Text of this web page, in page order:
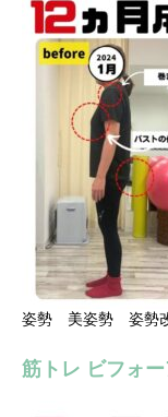
姿勢 美姿勢 姿勢
筋トレ ビフォ